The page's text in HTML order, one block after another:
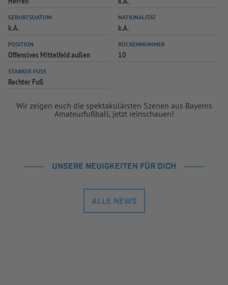
GEBURTSDATUM
k.A.
NATIONALITÄT
k.A.
POSITION
Offensives Mittelfeld außen
RÜCKENNUMMER
10
STARKER FUSS
Rechter Fuß
Wir zeigen euch die spektakulärsten Szenen aus Bayerns
Amateurfußball, jetzt reinschauen!
UNSERE NEUIGKEITEN FÜR DICH
ALLE NEWS